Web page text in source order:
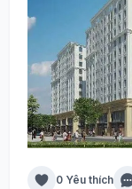
0 Yêu thích